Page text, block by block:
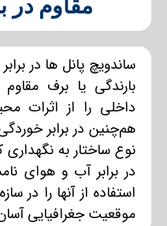
مقاوم در
ساندویچ پانل ها در
بارندگی یا برف
داخلی را از اثرات
هم‌چنین در برابر
نوع ساختار به نگهداری
در برابر آب و هوای
استفاده از آنها را در
موقعیت جغرافیایی